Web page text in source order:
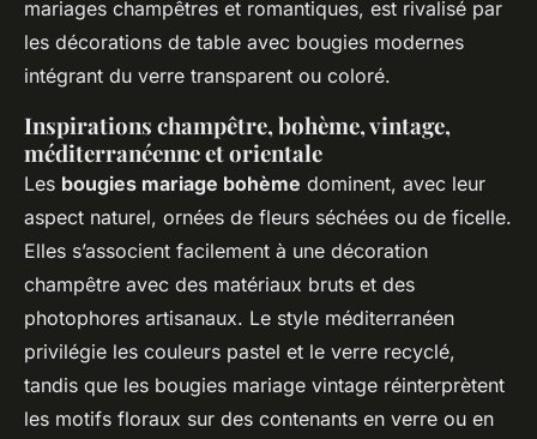
mariages champêtres et romantiques, est rivalisé par
les décorations de table avec bougies modernes
intégrant du verre transparent ou coloré.
Inspirations champêtre, bohème, vintage,
méditerranéenne et orientale
Les bougies mariage bohème dominent, avec leur
aspect naturel, ornées de fleurs séchées ou de ficelle.
Elles s’associent facilement à une décoration
champêtre avec des matériaux bruts et des
photophores artisanaux. Le style méditerranéen
privilégie les couleurs pastel et le verre recyclé,
tandis que les bougies mariage vintage réinterprètent
les motifs floraux sur des contenants en verre ou en